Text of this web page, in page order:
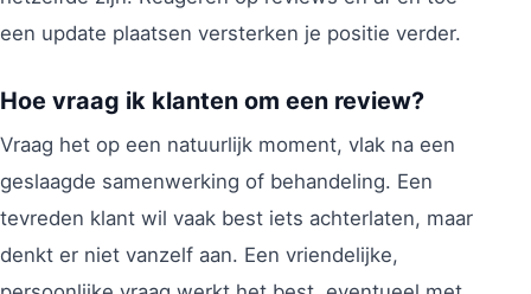
een update plaatsen versterken je positie verder.
Hoe vraag ik klanten om een review?
Vraag het op een natuurlijk moment, vlak na een
geslaagde samenwerking of behandeling. Een
tevreden klant wil vaak best iets achterlaten, maar
denkt er niet vanzelf aan. Een vriendelijke,